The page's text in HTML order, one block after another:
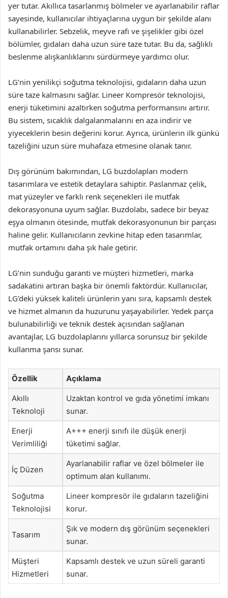
yer tutar. Akıllıca tasarlanmış bölmeler ve ayarlanabilir raflar
sayesinde, kullanıcılar ihtiyaçlarına uygun bir şekilde alanı
kullanabilirler. Sebzelik, meyve rafı ve şişelikler gibi özel
bölümler, gıdaları daha uzun süre taze tutar. Bu da, sağlıklı
beslenme alışkanlıklarını sürdürmeye yardımcı olur.
LG’nin yenilikçi soğutma teknolojisi, gıdaların daha uzun
süre taze kalmasını sağlar. Lineer Kompresör teknolojisi,
enerji tüketimini azaltırken soğutma performansını artırır.
Bu sistem, sıcaklık dalgalanmalarını en aza indirir ve
yiyeceklerin besin değerini korur. Ayrıca, ürünlerin ilk günkü
tazeliğini uzun süre muhafaza etmesine olanak tanır.
Dış görünüm bakımından, LG buzdolapları modern
tasarımlara ve estetik detaylara sahiptir. Paslanmaz çelik,
mat yüzeyler ve farklı renk seçenekleri ile mutfak
dekorasyonuna uyum sağlar. Buzdolabı, sadece bir beyaz
eşya olmanın ötesinde, mutfak dekorasyonunun bir parçası
haline gelir. Kullanıcıların zevkine hitap eden tasarımlar,
mutfak ortamını daha şık hale getirir.
LG’nin sunduğu garanti ve müşteri hizmetleri, marka
sadakatini artıran başka bir önemli faktördür. Kullanıcılar,
LG’deki yüksek kaliteli ürünlerin yanı sıra, kapsamlı destek
ve hizmet almanın da huzurunu yaşayabilirler. Yedek parça
bulunabilirliği ve teknik destek açısından sağlanan
avantajlar, LG buzdolaplarını yıllarca sorunsuz bir şekilde
kullanma şansı sunar.
Özellik Açıklama
Akıllı
Teknoloji
Uzaktan kontrol ve gıda yönetimi imkanı
sunar.
Enerji
Verimliliği
A+++ enerji sınıfı ile düşük enerji
tüketimi sağlar.
İç Düzen
Ayarlanabilir raflar ve özel bölmeler ile
optimum alan kullanımı.
Soğutma
Teknolojisi
Lineer kompresör ile gıdaların tazeliğini
korur.
Tasarım
Şık ve modern dış görünüm seçenekleri
sunar.
Müşteri
Hizmetleri
Kapsamlı destek ve uzun süreli garanti
sunar.